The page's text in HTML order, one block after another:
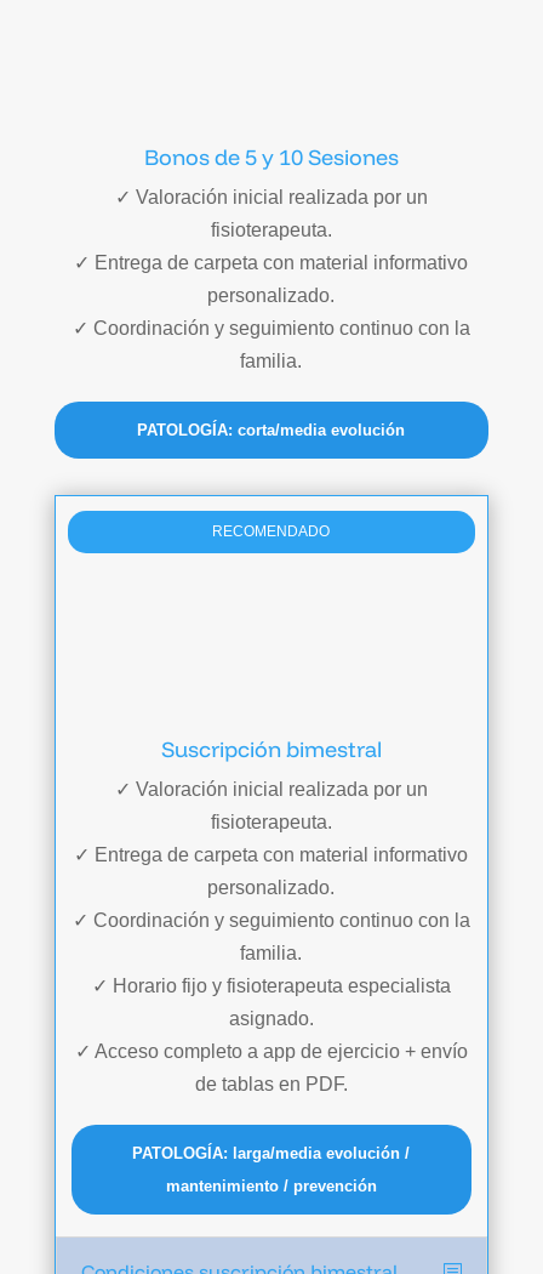
Bonos de 5 y 10 Sesiones
✓ Valoración inicial realizada por un
fisioterapeuta.
✓ Entrega de carpeta con material informativo
personalizado.
✓ Coordinación y seguimiento continuo con la
familia.
PATOLOGÍA: corta/media evolución
RECOMENDADO
Suscripción bimestral
✓ Valoración inicial realizada por un
fisioterapeuta.
✓ Entrega de carpeta con material informativo
personalizado.
✓ Coordinación y seguimiento continuo con la
familia.
✓ Horario fijo y fisioterapeuta especialista
asignado.
✓ Acceso completo a app de ejercicio + envío
de tablas en PDF.
PATOLOGÍA: larga/media evolución /
mantenimiento / prevención